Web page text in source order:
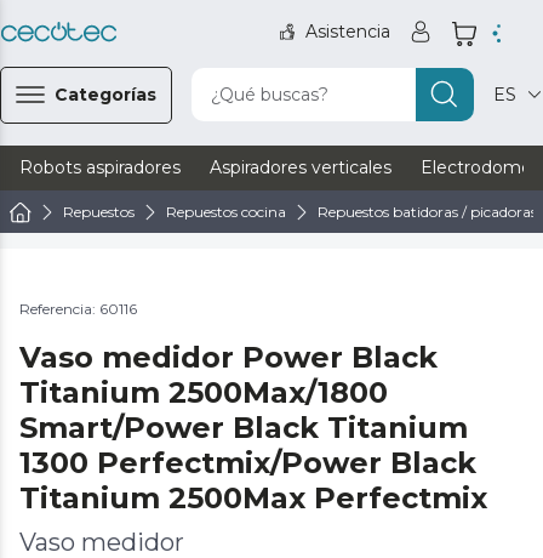
Asistencia
Categorías ¿Qué buscas? ES
Robots aspiradores Aspiradores verticales
Repuestos Repuestos cocina Repuestos batidoras / picadoras
Referencia: 60116
Vaso medidor Power Black
Titanium 2500Max/1800
Smart/Power Black Titanium
1300 Perfectmix/Power Black
Titanium 2500Max Perfectmix
Vaso medidor